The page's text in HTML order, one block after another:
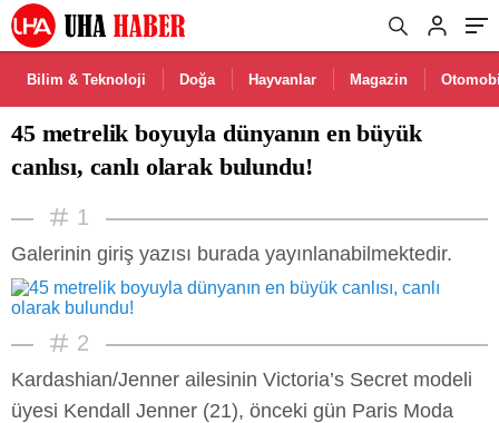
Bilim & Teknoloji Doğa Hayvanlar Magazin
45 metrelik boyuyla dünyanın en büyük
canlısı, canlı olarak bulundu!
1
Galerinin giriş yazısı burada yayınlanabilmektedir.
2
Kardashian/Jenner ailesinin Victoria’s Secret modeli
üyesi Kendall Jenner (21), önceki gün Paris Moda